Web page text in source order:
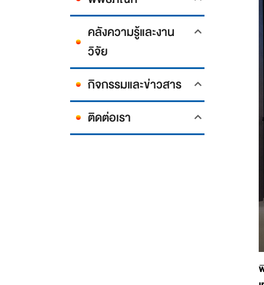
คลังความรู้และงาน
วิจัย
กิจกรรมและข่าวสาร
ติดต่อเรา